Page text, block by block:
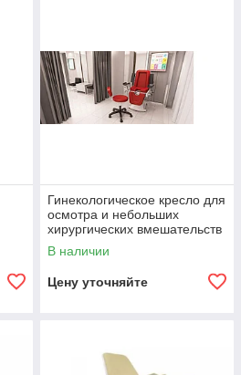
Гинекологическое кресло для
осмотра и небольших
хирургических вмешательств
GT01-S
В наличии
Цену уточняйте